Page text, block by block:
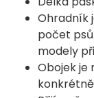
Ohradník
počet
modely
Obojek je
konkrétně